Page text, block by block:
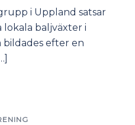
i Uppland satsar
baljväxter i
bildades efter en